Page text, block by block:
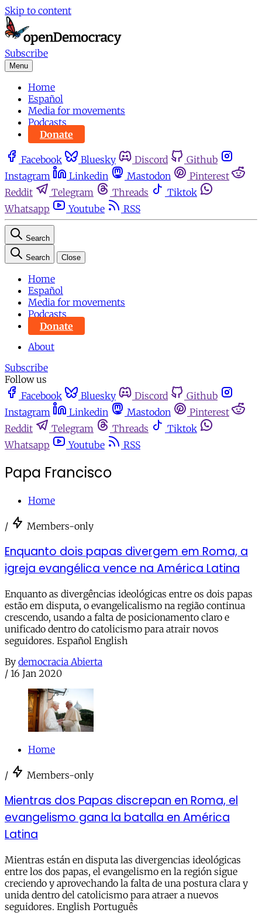
Skip to content
Subscribe
Menu
Home
Español
Media for movements
Podcasts
Donate
Facebook Bluesky Discord
Github
Instagram
Linkedin Mastodon
Pinterest
Reddit
Telegram Threads
Tiktok
Whatsapp
Youtube RSS
Search
Search Close
Home
Español
Media for movements
Podcasts
Donate
About
Subscribe
Follow us
Facebook
Bluesky Discord
Github
Instagram
Linkedin Mastodon
Pinterest
Reddit
Telegram Threads
Tiktok
Whatsapp
Youtube RSS
Papa Francisco
Home
/ Members-only
Enquanto dois papas divergem em Roma, a
igreja evangélica vence na América Latina
Enquanto as divergências ideológicas entre os dois papas
estão em disputa, o evangelicalismo na região continua
crescendo, usando a falta de posicionamento claro e
unificado dentro do catolicismo para atrair novos
seguidores. Español English
By democracia Abierta
/ 16 Jan 2020
Home
/ Members-only
Mientras dos Papas discrepan en Roma, el
evangelismo gana la batalla en América
Latina
Mientras están en disputa las divergencias ideológicas
entre los dos papas, el evangelismo en la región sigue
creciendo y aprovechando la falta de una postura clara y
unida dentro del catolicismo para atraer a nuevos
seguidores. English Português